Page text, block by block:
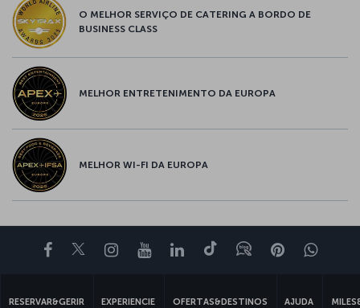
O MELHOR SERVIÇO DE CATERING A BORDO DE
BUSINESS CLASS
MELHOR ENTRETENIMENTO DA EUROPA
MELHOR WI-FI DA EUROPA
Facebook
TwitterInstagram
YouTubeLinkedIn
TiktokBloguePinterest
RESERVAR&GERIR EXPERIENCIE OFERTAS&DESTINOS AJUDA